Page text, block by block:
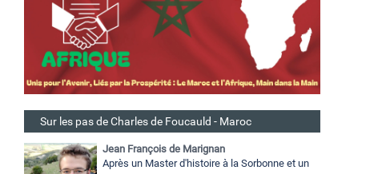
Sur les pas de Charles de Foucauld - Maroc
Jean François de Marignan
Après un Master d'histoire à la Sorbonne et un